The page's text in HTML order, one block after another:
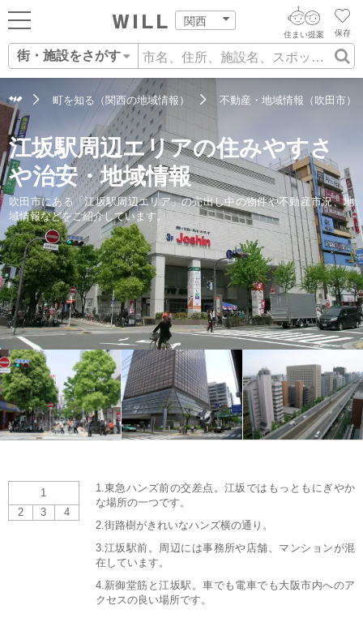
関西
ログイン
新規会員登録
住まいをさがす
住まいを売る
住まいをつくる
町を知る
店舗案内
スタッフ紹介
会社案内
保存
住まい提案
街・施設をさがす
住まいをさがす
自宅の相場をみる
住まい事例をさが
す
街・施設をさがす
営業所をさがす
スタッフをさがす
AIウィルくんの提案
AI住まい提案を受ける
AI査定・チャット相談する
不動産エージェントの提案
価格査定を依頼する
相場データを依頼する
町を知る（関西の地域情報） 不動産・地域情報（吹田市）
江坂駅周辺エリアの住みやすさ
や治安・地域情報
吹田市にある「江坂駅周辺エリア」の売出し中の物件や不動産市況、地
域情報などをご紹介しています。
1
2
3 4
1.東急ハンズ前の交差点。江坂ではもっともにぎやか
な場所の一つです。
2.街路樹がきれいなハンズ横の通り。
3.江坂駅前。周辺には事務所や店舗、マンションが混
在しています。
4.新御堂筋と江坂駅。車でも電車でも大阪市内へのア
クセスの良い場所です。
地域情報 不動産の購入